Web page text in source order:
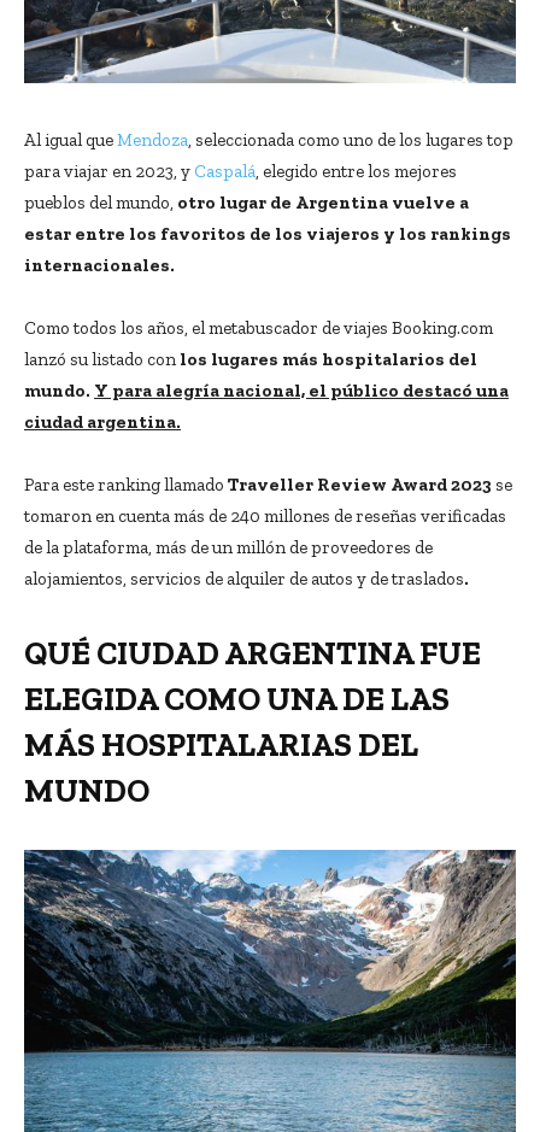
Al igual queMendoza , seleccionada como uno de los lugares top
para viajar en 2023, y Caspalá , elegido entre los mejores
pueblos del mundo, otro lugar de Argentina vuelve a
estar entre los favoritos de los viajeros y los rankings
internacionales.
Como todos los años, el metabuscador de viajes Booking.com
lanzó su listado con los lugares más hospitalarios del
mundo. Y para alegría nacional, el público destacó una
ciudad argentina.
Para este ranking llamado Traveller Review Award 2023 se
tomaron en cuenta más de 240 millones de reseñas verificadas
de la plataforma, más de un millón de proveedores de
alojamientos, servicios de alquiler de autos y de traslados.
QUÉ CIUDAD ARGENTINA FUE
ELEGIDA COMO UNA DE LAS
MÁS HOSPITALARIAS DEL
MUNDO